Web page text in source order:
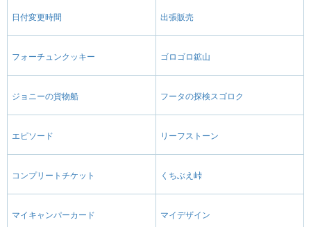
日付変更時間 出張販売
フォーチュンクッキー ゴロゴロ鉱山
ジョニーの貨物船 フータの探検スゴロク
エピソード リーフストーン
コンプリートチケット くちぶえ峠
マイキャンパーカード マイデザイン